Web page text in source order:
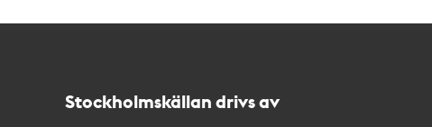
Stockholmskällan drivs av